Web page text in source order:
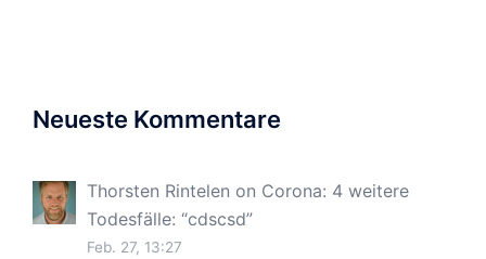
Neueste Kommentare
Thorsten Rintelen on Corona: 4 weitere
Todesfälle: “cdscsd”
Feb. 27, 13:27